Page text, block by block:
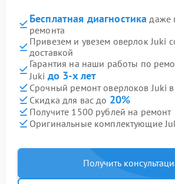
Бесплатная диагностика даже
ремонта
Привезем и увезем оверлок Juki
доставкой
Гарантия на наши работы по
Juki до 3-х лет
Срочный ремонт оверлоков Juki в
Скидка для вас до 20%
Получите 1500 рублей на ремонт
Оригинальные комплектующие
Получить